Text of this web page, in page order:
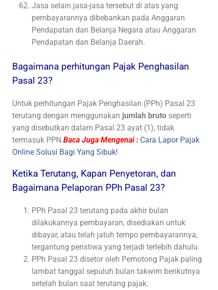
Jasa selain jasa-jasa tersebut di atas yang
pembayarannya dibebankan pada Anggaran
Pendapatan dan Belanja Negara atau Anggaran
Pendapatan dan Belanja Daerah.
Bagaimana perhitungan Pajak Penghasilan
Pasal 23?
Untuk perhitungan Pajak Penghasilan (PPh) Pasal 23
terutang dengan menggunakan jumlah bruto seperti
yang disebutkan dalam Pasal 23 ayat (1), tidak
termasuk PPN.Baca Juga Mengenai : Cara Lapor Pajak
Online Solusi Bagi Yang Sibuk!
Ketika Terutang, Kapan Penyetoran, dan
Bagaimana Pelaporan PPh Pasal 23?
PPh Pasal 23 terutang pada akhir bulan
dilakukannya pembayaran, disediakan untuk
dibayar, atau telah jatuh tempo pembayarannya,
tergantung peristiwa yang terjadi terlebih dahulu.
PPh Pasal 23 disetor oleh Pemotong Pajak paling
lambat tanggal sepuluh bulan takwim berikutnya
setelah bulan saat terutang pajak.